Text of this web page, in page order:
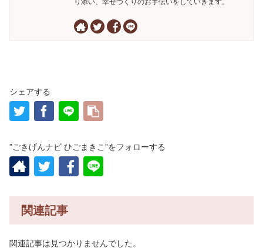
り添い、幸せづくりのお手伝いをしていきます。
シェアする
”ごきげんナビ ひごまきこ”をフォローする
関連記事
関連記事は見つかりませんでした。